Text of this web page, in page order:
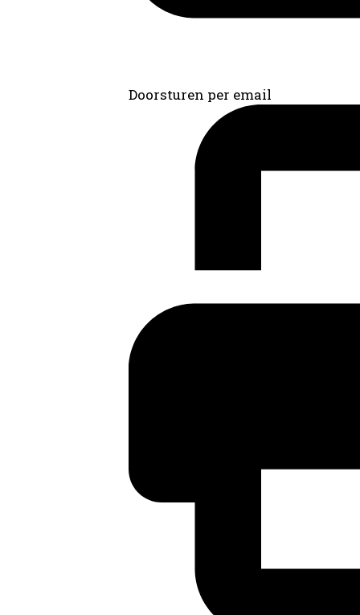
Doorsturen per email